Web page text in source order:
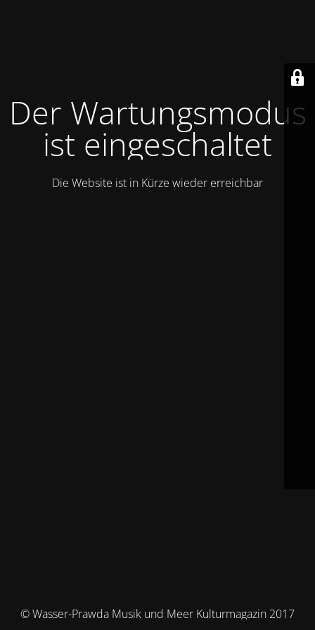
Der Wartungsmodus
ist eingeschaltet
Die Website ist in Kürze wieder erreichbar
© Wasser-Prawda Musik und Meer Kulturmagazin 2017